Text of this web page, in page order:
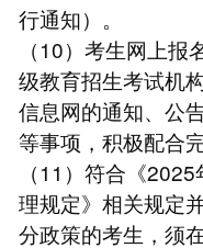
行通知）。
（10）考生网上
级教育招生考试机
信息网的通知、公
等事项，积极配合
（11）符合《
理规定》相关规定
分政策的考生，须